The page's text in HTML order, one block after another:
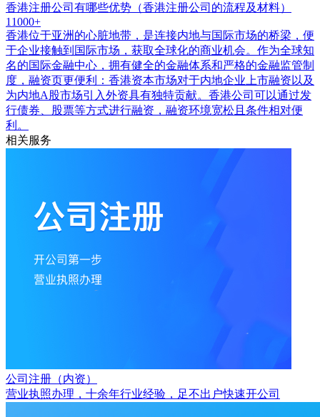
香港注册公司有哪些优势（香港注册公司的流程及材料）
11000+
香港位于亚洲的心脏地带，是连接内地与国际市场的桥梁，便
于企业接触到国际市场，获取全球化的商业机会。作为全球知
名的国际金融中心，拥有健全的金融体系和严格的金融监管制
度，融资页更便利：香港资本市场对于内地企业上市融资以及
为内地A股市场引入外资具有独特贡献。香港公司可以通过发
行债券、股票等方式进行融资，融资环境宽松且条件相对便
利。
相关服务
公司注册（内资）
营业执照办理，十余年行业经验，足不出户快速开公司